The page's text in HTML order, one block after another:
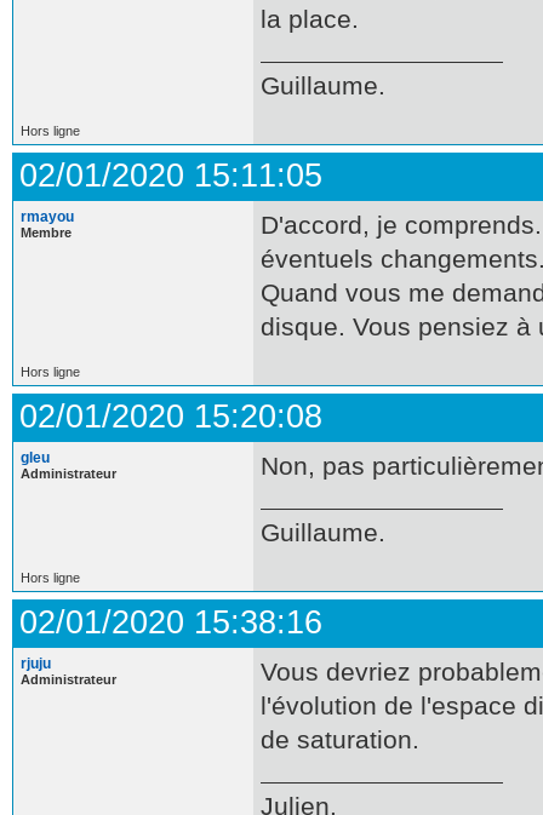
la place.
Guillaume.
Hors ligne
02/01/2020 15:11:05
rmayou
Membre
D'accord, je
éventuels
Quand vous me
disque. Vous pensiez à
Hors ligne
02/01/2020 15:20:08
gleu
Administrateur Non, pas
Guillaume.
Hors ligne
02/01/2020 15:38:16
rjuju
Administrateur
Vous devriez
l'évolution de l'espace
de saturation.
Julien.